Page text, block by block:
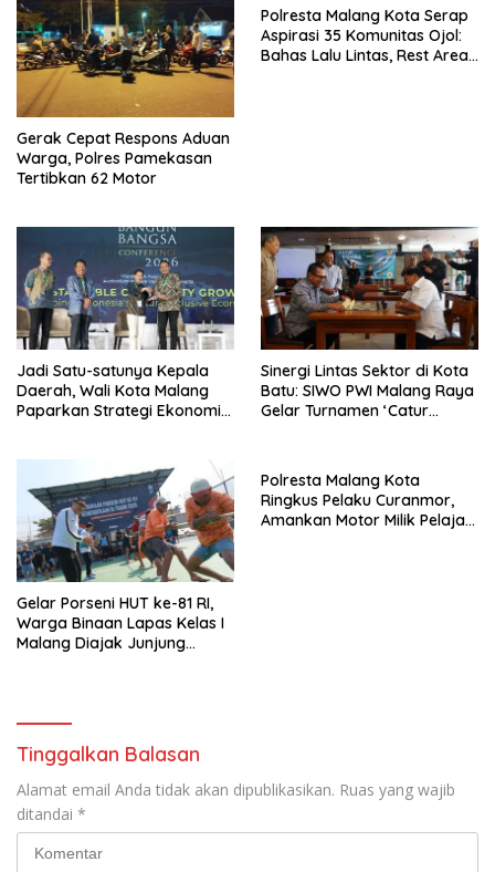
Gerak Cepat Respons Aduan
Warga, Polres Pamekasan
Tertibkan 62 Motor
Polresta Malang Kota Serap
Aspirasi 35 Komunitas Ojol:
Bahas Lalu Lintas, Rest Area,
Jadi Satu-satunya Kepala
Daerah, Wali Kota Malang
Paparkan Strategi Ekonomi
Sinergi Lintas Sektor di Kota
Batu: SIWO PWI Malang Raya
Gelar Turnamen ‘Catur
Gelar Porseni HUT ke-81 RI,
Warga Binaan Lapas Kelas I
Malang Diajak Junjung
Polresta Malang Kota
Ringkus Pelaku Curanmor,
Amankan Motor Milik Pelajar
Tinggalkan Balasan
Alamat email Anda tidak akan dipublikasikan. Ruas yang wajib
ditandai *